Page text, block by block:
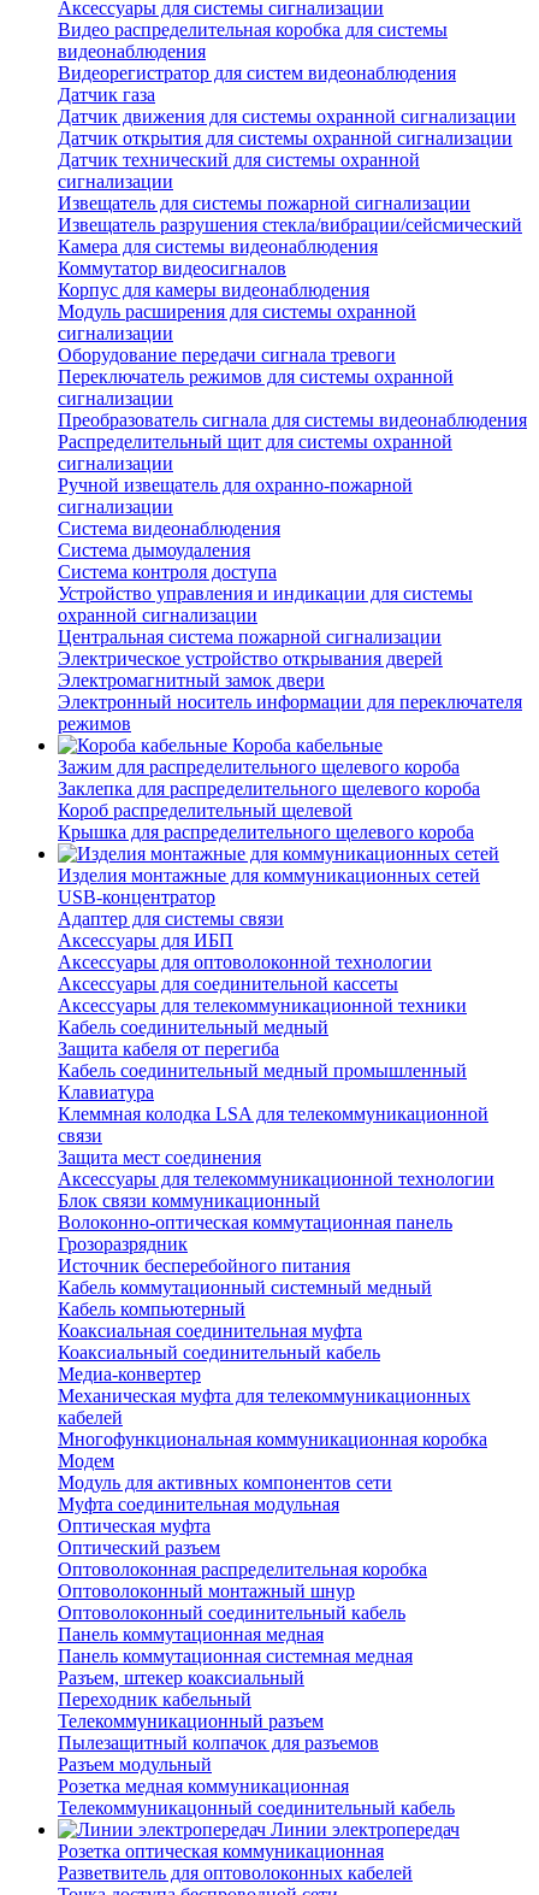
Аксессуары для системы сигнализации
Видео распределительная коробка для системы
видеонаблюдения
Видеорегистратор для систем видеонаблюдения
Датчик газа
Датчик движения для системы охранной сигнализации
Датчик открытия для системы охранной сигнализации
Датчик технический для системы охранной
сигнализации
Извещатель для системы пожарной сигнализации
Извещатель разрушения стекла/вибрации/сейсмический
Камера для системы видеонаблюдения
Коммутатор видеосигналов
Корпус для камеры видеонаблюдения
Модуль расширения для системы охранной
сигнализации
Оборудование передачи сигнала тревоги
Переключатель режимов для системы охранной
сигнализации
Преобразователь сигнала для системы видеонаблюдения
Распределительный щит для системы охранной
сигнализации
Ручной извещатель для охранно-пожарной
сигнализации
Система видеонаблюдения
Система дымоудаления
Система контроля доступа
Устройство управления и индикации для системы
охранной сигнализации
Центральная система пожарной сигнализации
Электрическое устройство открывания дверей
Электромагнитный замок двери
Электронный носитель информации для переключателя
режимов
Короба кабельные
Зажим для распределительного щелевого короба
Заклепка для распределительного щелевого короба
Короб распределительный щелевой
Крышка для распределительного щелевого короба
Изделия монтажные для коммуникационных сетей
USB-концентратор
Адаптер для системы связи
Аксессуары для ИБП
Аксессуары для оптоволоконной технологии
Аксессуары для соединительной кассеты
Аксессуары для телекоммуникационной техники
Кабель соединительный медный
Защита кабеля от перегиба
Кабель соединительный медный промышленный
Клавиатура
Клеммная колодка LSA для телекоммуникационной
связи
Защита мест соединения
Аксессуары для телекоммуникационной технологии
Блок связи коммуникационный
Волоконно-оптическая коммутационная панель
Грозоразрядник
Источник бесперебойного питания
Кабель коммутационный системный медный
Кабель компьютерный
Коаксиальная соединительная муфта
Коаксиальный соединительный кабель
Медиа-конвертер
Механическая муфта для телекоммуникационных
кабелей
Многофункциональная коммуникационная коробка
Модем
Модуль для активных компонентов сети
Муфта соединительная модульная
Оптическая муфта
Оптический разъем
Оптоволоконная распределительная коробка
Оптоволоконный монтажный шнур
Оптоволоконный соединительный кабель
Панель коммутационная медная
Панель коммутационная системная медная
Разъем, штекер коаксиальный
Переходник кабельный
Телекоммуникационный разъем
Пылезащитный колпачок для разъемов
Разъем модульный
Розетка медная коммуникационная
Телекоммуникацонный соединительный кабель
Линии электропередач
Розетка оптическая коммуникационная
Разветвитель для оптоволоконных кабелей